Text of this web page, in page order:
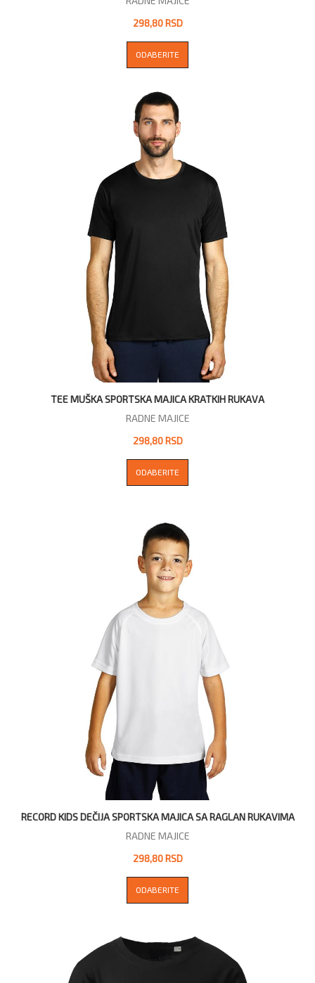
298,80 RSD
ODABERITE
TEE MUŠKA SPORTSKA MAJICA KRATKIH RUKAVA
RADNE MAJICE
298,80 RSD
ODABERITE
RECORD KIDS DEČIJA SPORTSKA MAJICA SA RAGLAN RUKAVIMA
RADNE MAJICE
298,80 RSD
ODABERITE